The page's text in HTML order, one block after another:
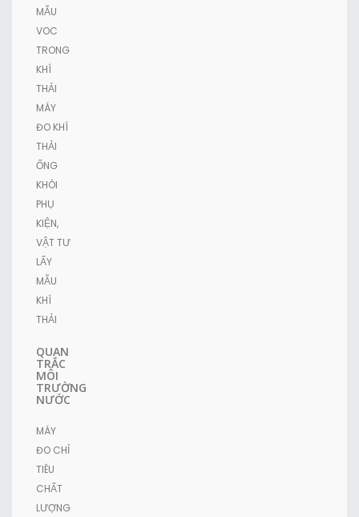
MẪU
VOC
TRONG
KHÍ
THẢI
MÁY
ĐO KHÍ
THẢI
ỐNG
KHÓI
PHỤ
KIỆN,
VẬT TƯ
LẤY
MẪU
KHÍ
THẢI
QUAN
TRẮC
MÔI
TRƯỜNG
NƯỚC
MÁY
ĐO CHỈ
TIÊU
CHẤT
LƯỢNG